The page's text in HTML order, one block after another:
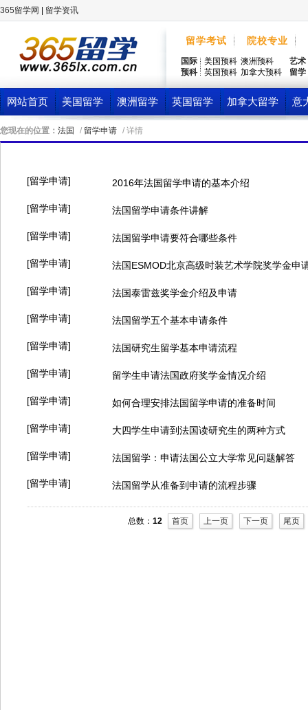
365留学网 留学资讯
留学考试 院校专业
国际
预科
美国预科 澳洲预科
英国预科 加拿大预科
艺术
留学
网站首页 美国留学 澳洲留学 英国留学 加拿大留学 意
您现在的位置： 法国 / 留学申请 / 详情
[留学申请] 2016年法国留学申请的基本介绍
[留学申请] 法国留学申请条件讲解
[留学申请] 法国留学申请要符合哪些条件
[留学申请] 法国ESMOD北京高级时装艺术学院奖学金申
[留学申请] 法国泰雷兹奖学金介绍及申请
[留学申请] 法国留学五个基本申请条件
[留学申请] 法国研究生留学基本申请流程
[留学申请] 留学生申请法国政府奖学金情况介绍
[留学申请] 如何合理安排法国留学申请的准备时间
[留学申请] 大四学生申请到法国读研究生的两种方式
[留学申请] 法国留学：申请法国公立大学常见问题解答
[留学申请] 法国留学从准备到申请的流程步骤
总数： 12 首页 上一页 下一页 尾页